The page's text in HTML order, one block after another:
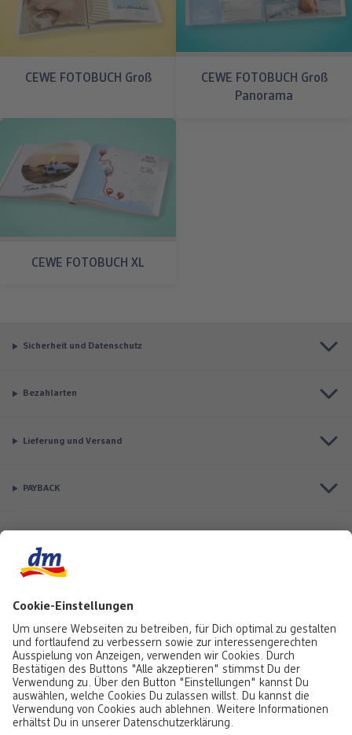
CEWE FOTOBUCH Groß
CEWE FOTOBUCH Groß
Panorama
CEWE FOTOBUCH XL
Sicherheit und Datenschutz
Bezahlarten
Lieferung und Versand
PAYBACK
Service & Auftragsstatus
Informationen
Rufe uns gerne an:0441 18131903 Montag bis Samstag: 8:00 – 20:00 Uhr,